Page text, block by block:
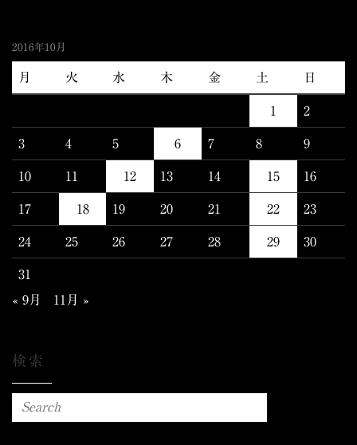
2016年10月
月 火 水 木 金 土 日
1 2
3 4 5 6 7 8 9
10 11 12 13 14 15 16
17 18 19 20 21 22 23
24 25 26 27 28 29 30
31
« 9月
11月 »
検索